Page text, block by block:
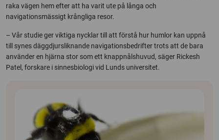
raka vägen hem efter att ha varit ute på långa och
navigationsmässigt krångliga resor.
– Vår studie ger viktiga nycklar till att förstå hur humlor kan uppnå
till synes däggdjursliknande navigationsbedrifter trots att de bara
använder en hjärna stor som ett knappnålshuvud, säger Rickesh
Patel, forskare i sinnesbiologi vid Lunds universitet.